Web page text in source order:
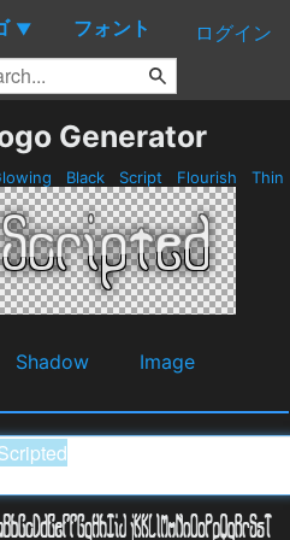
▼ フォント ログイン
Generator
Black Script Flourish Thin
Shadow
Image